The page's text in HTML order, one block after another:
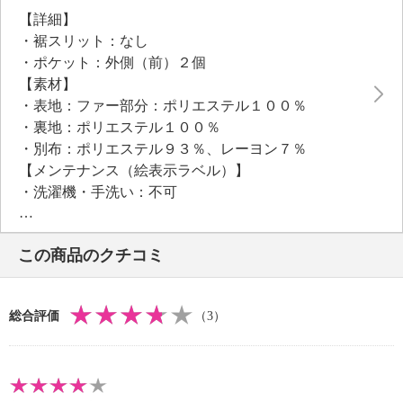
【詳細】
・裾スリット：なし
・ポケット：外側（前）２個
【素材】
・表地：ファー部分：ポリエステル１００％
・裏地：ポリエステル１００％
・別布：ポリエステル９３％、レーヨン７％
【メンテナンス（絵表示ラベル）】
・洗濯機・手洗い：不可
・漂白処理：塩素系・酸素系漂白不可
・タンブル乾燥：不可
・アイロン仕上げ：不可
・ドライクリーニング：石油系ドライクリーニング可
【個体差あり】
・個体差あり
・中国製
この商品のクチコミ
総合評価 （3）